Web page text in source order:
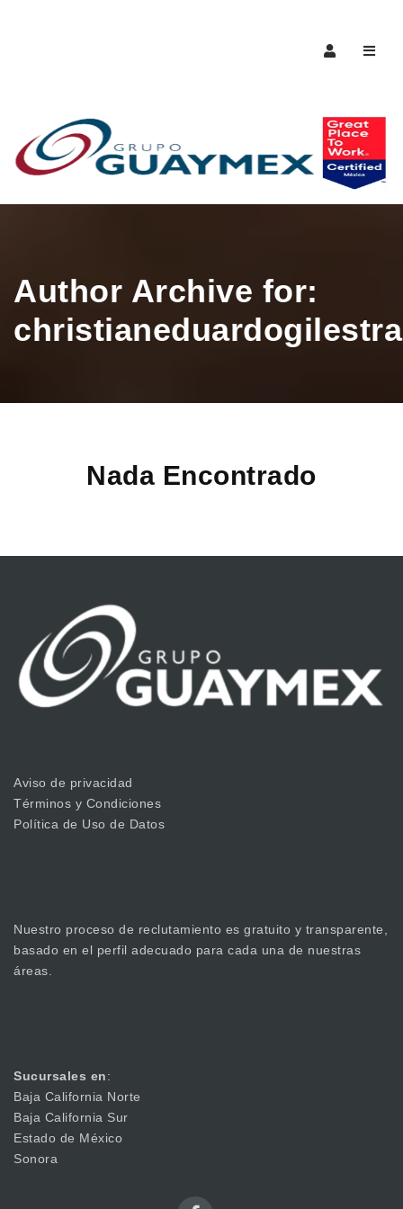
Author Archive for:
Nada Encontrado
Aviso de privacidad
Términos y Condiciones
Política de Uso de Datos
Nuestro proceso de reclutamiento es gratuito y transparente,
basado en el perfil adecuado para cada una de nuestras
áreas.
Sucursales en:
Baja California Norte
Baja California Sur
Estado de México
Sonora